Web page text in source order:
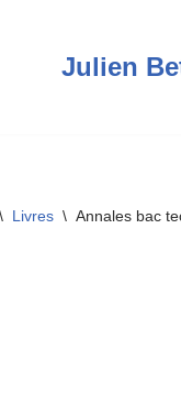
Julien
\ Livres \ Annales bac